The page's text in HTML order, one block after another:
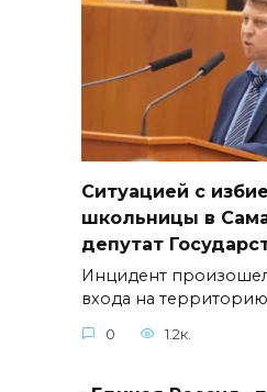
Ситуацией с
школьницы в
депутат
Инцидент
входа на территорию
0 1.2к.